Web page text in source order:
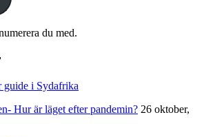
du med.
guide i Sydafrika
Hur är läget efter pandemin? 26 oktober,